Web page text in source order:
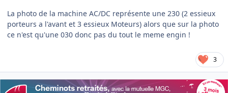
La photo de la machine AC/DC représente une 230 (2 essieux
porteurs a l'avant et 3 essieux Moteurs) alors que sur la photo
ce n'est qu'une 030 donc pas du tout le meme engin !
3